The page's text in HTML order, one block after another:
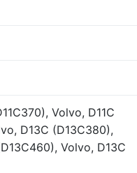
Volvo, D11C
D13C (D13C380),
Volvo, D13C